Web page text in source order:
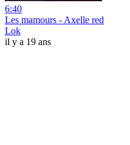
6:40
Les mamours - Axelle red
Lok
il y a 19 ans